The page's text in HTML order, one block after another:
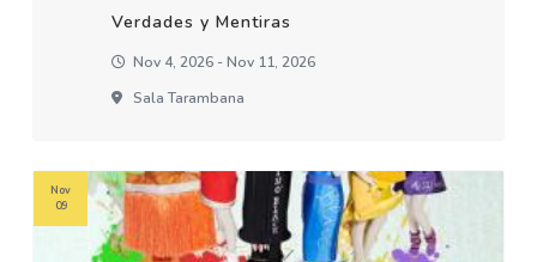
Verdades y Mentiras
Nov 4, 2026 - Nov 11, 2026
Sala Tarambana
Nov
09